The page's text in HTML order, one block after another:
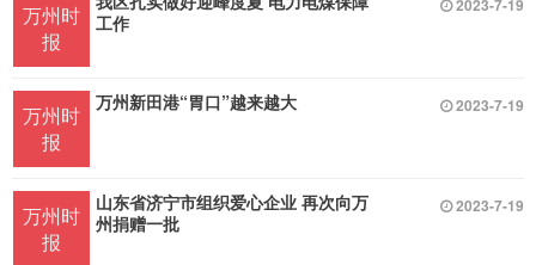
万州时
报
工作
2023-7-19
万州时
报
万州新田港“胃口”越来越大 2023-7-19
万州时
报
山东省济宁市组织爱心企业 再次向万
州捐赠一批
2023-7-19